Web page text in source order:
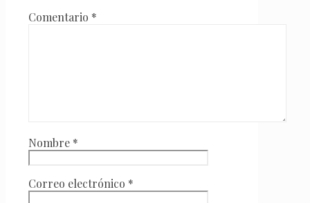
Comentario *
Nombre *
Correo electrónico *